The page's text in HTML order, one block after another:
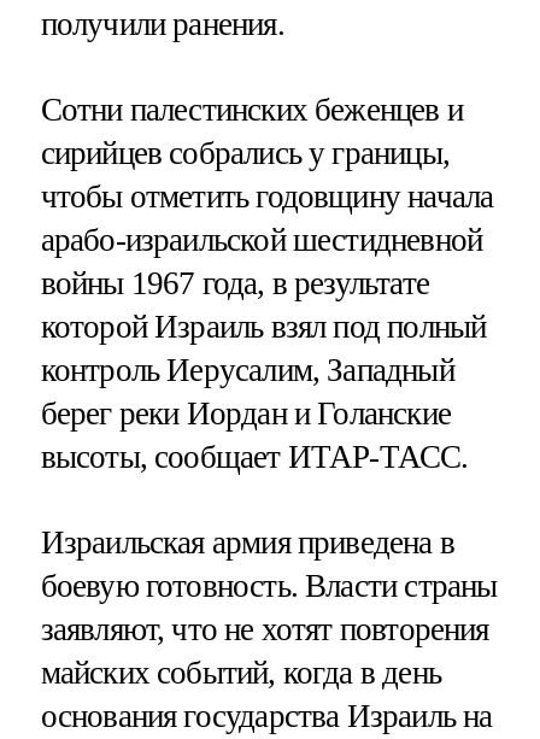
получили ранения.
Сотни палестинских беженцев и
сирийцев собрались у границы,
чтобы отметить годовщину начала
арабо-израильской шестидневной
войны 1967 года, в результате
которой Израиль взял под полный
контроль Иерусалим, Западный
берег реки Иордан и Голанские
высоты, сообщает ИТАР-ТАСС.
Израильская армия приведена в
боевую готовность. Власти страны
заявляют, что не хотят повторения
майских событий, когда в день
основания государства Израиль на